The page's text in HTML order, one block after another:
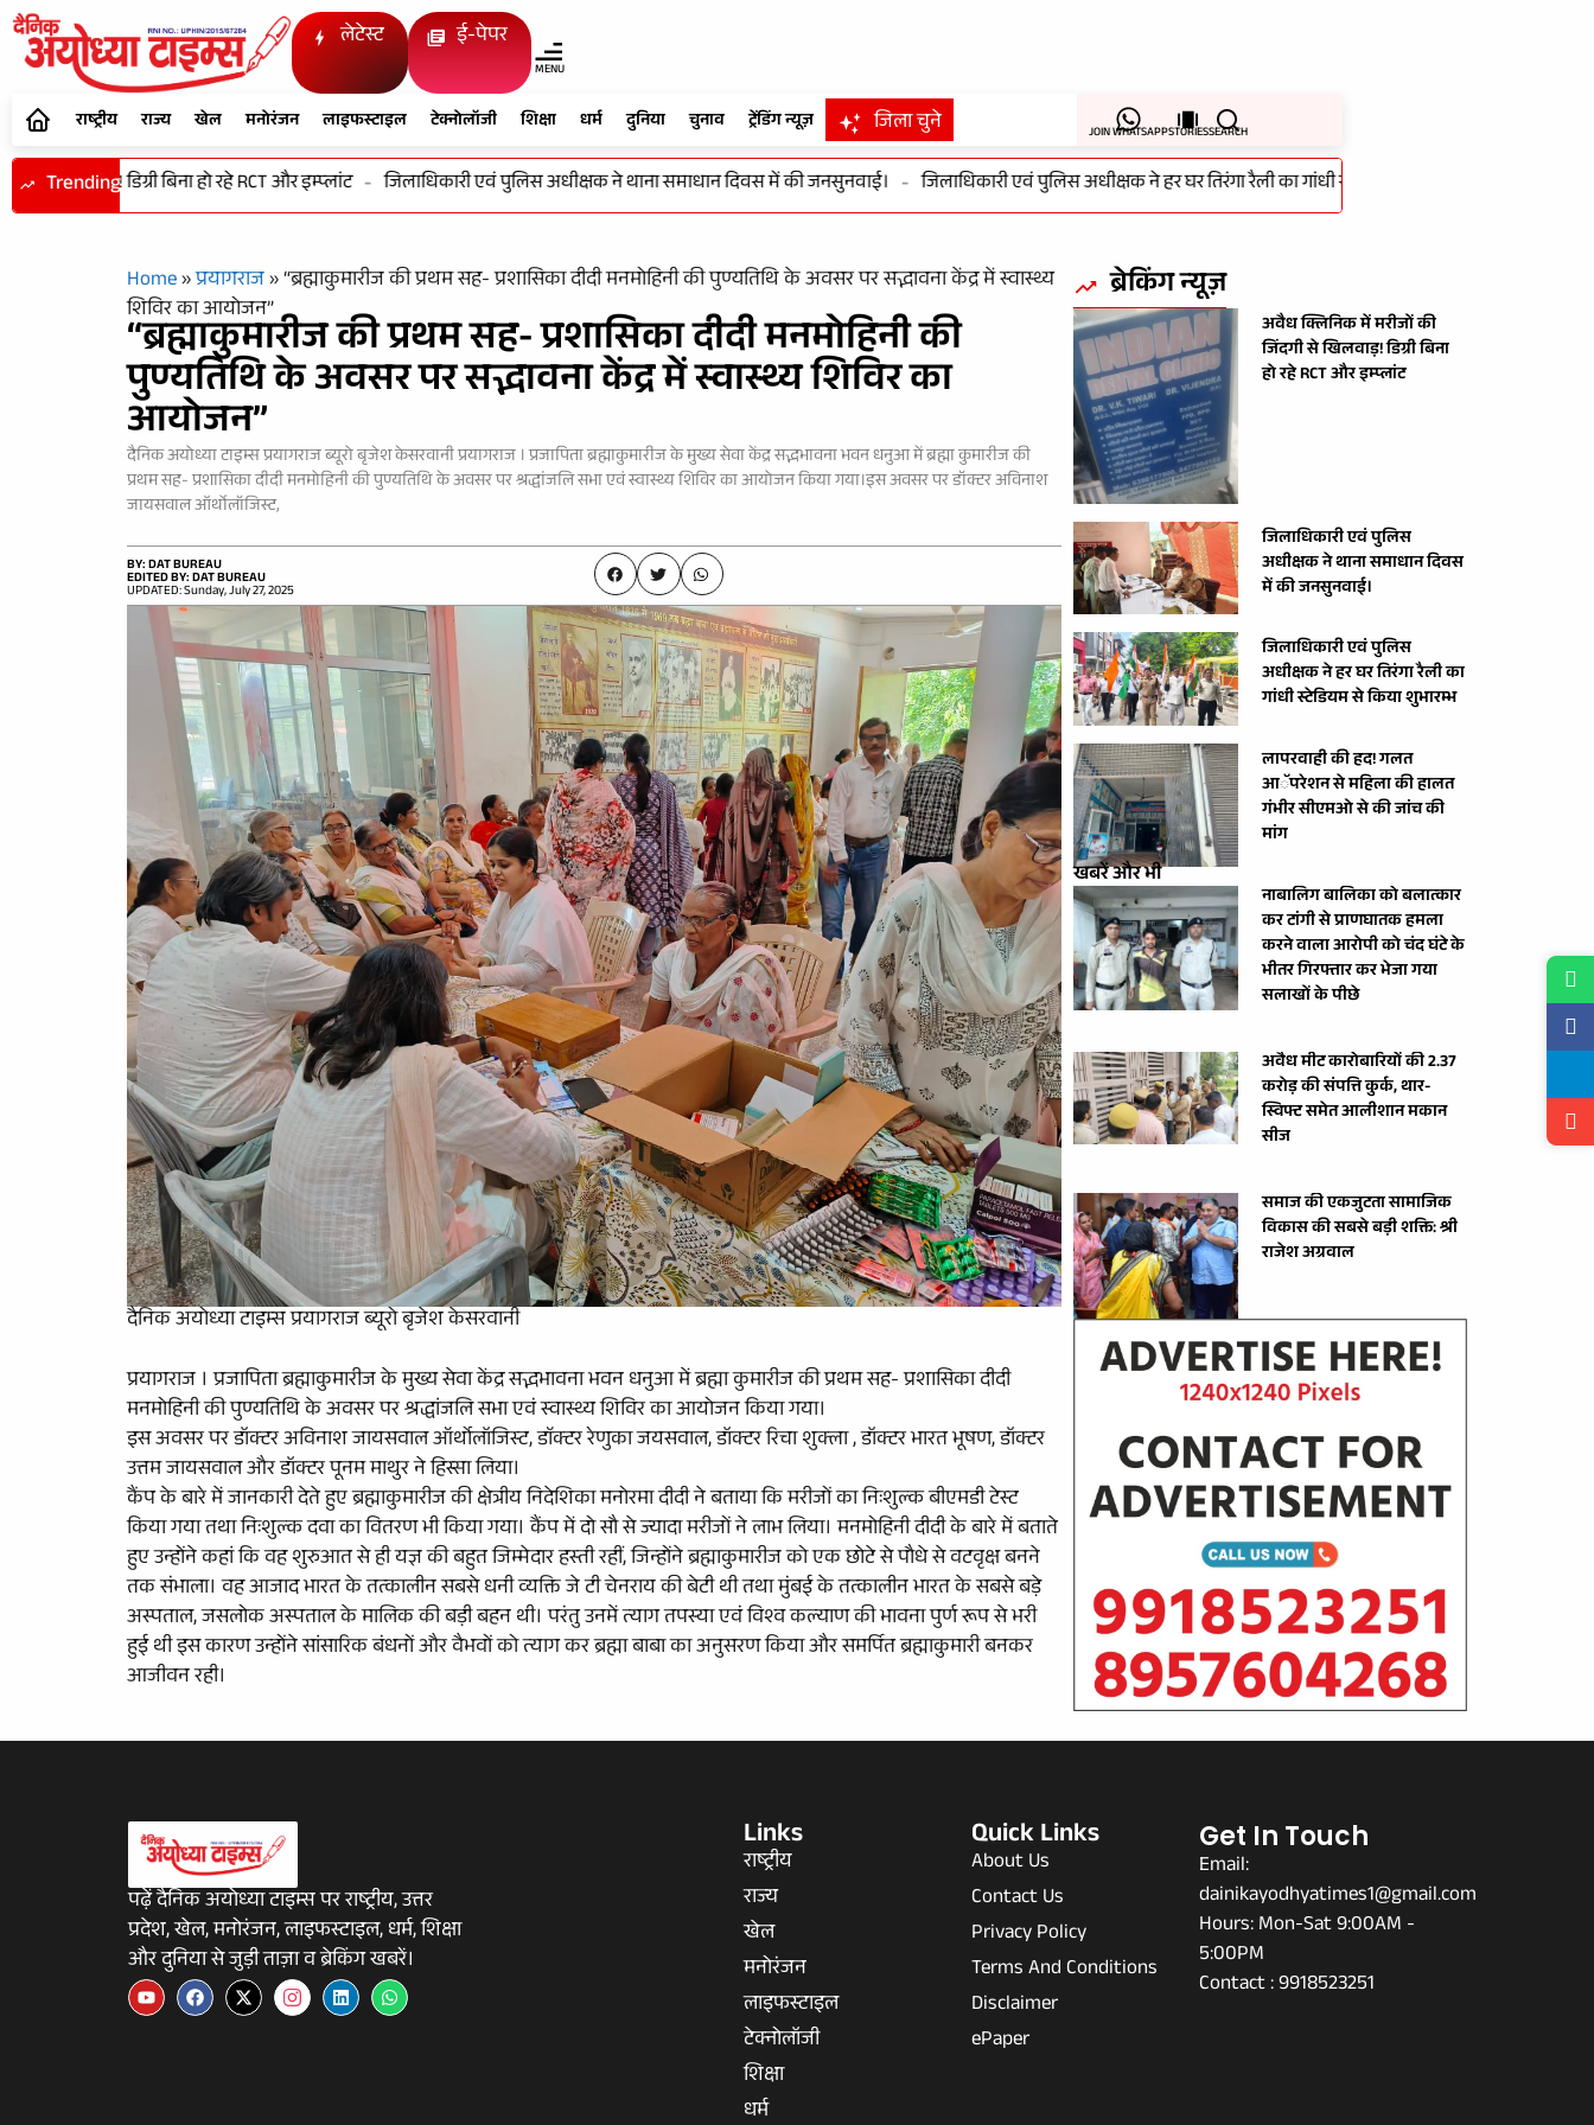
लेटेस्ट ई-पेपर
MENU
राष्ट्रीय राज्य खेल मनोरंजन लाइफस्टाइल टेक्नोलॉजी शिक्षा धर्म दुनिया चुनाव ट्रेंडिंग न्यूज़ जिला चुने JOIN WHATSAPPSTORIESSEARCH
Trending
डिग्री बिना हो रहे RCT और इम्प्लांट - जिलाधिकारी एवं पुलिस अधीक्षक ने थाना समाधान दिवस में की जनसुनवाई। - जिलाधिकारी एवं पुलिस अधीक्षक ने हर घर तिरंगा रैली का गांधी स्टेडियम से किया शुभारम्भ
Home»प्रयागराज»“ब्रह्माकुमारीज की प्रथम सह- प्रशासिका दीदी मनमोहिनी की पुण्यतिथि के अवसर पर सद्भावना केंद्र में स्वास्थ्य
शिविर का आयोजन”
“ब्रह्माकुमारीज की प्रथम सह- प्रशासिका दीदी मनमोहिनी की
पुण्यतिथि के अवसर पर सद्भावना केंद्र में स्वास्थ्य शिविर का
आयोजन”
दैनिक अयोध्या टाइम्स प्रयागराज ब्यूरो बृजेश केसरवानी प्रयागराज । प्रजापिता ब्रह्माकुमारीज के मुख्य सेवा केंद्र सद्भभावना भवन धनुआ में ब्रह्मा कुमारीज की
प्रथम सह- प्रशासिका दीदी मनमोहिनी की पुण्यतिथि के अवसर पर श्रद्धांजलि सभा एवं स्वास्थ्य शिविर का आयोजन किया गया।इस अवसर पर डॉक्टर अविनाश
जायसवाल ऑर्थोलॉजिस्ट,
BY: DAT BUREAU
EDITED BY: DAT BUREAU
UPDATED: Sunday, July 27, 2025
दैनिक अयोध्या टाइम्स प्रयागराज ब्यूरो बृजेश केसरवानी
प्रयागराज । प्रजापिता ब्रह्माकुमारीज के मुख्य सेवा केंद्र सद्भभावना भवन धनुआ में ब्रह्मा कुमारीज की प्रथम सह- प्रशासिका दीदी
मनमोहिनी की पुण्यतिथि के अवसर पर श्रद्धांजलि सभा एवं स्वास्थ्य शिविर का आयोजन किया गया।
इस अवसर पर डॉक्टर अविनाश जायसवाल ऑर्थोलॉजिस्ट, डाॅक्टर रेणुका जयसवाल, डॉक्टर रिचा शुक्ला , डॉक्टर भारत भूषण, डॉक्टर
उत्तम जायसवाल और डॉक्टर पूनम माथुर ने हिस्सा लिया।
कैंप के बारे में जानकारी देते हुए ब्रह्माकुमारीज की क्षेत्रीय निदेशिका मनोरमा दीदी ने बताया कि मरीजों का निःशुल्क बीएमडी टेस्ट
किया गया तथा निःशुल्क दवा का वितरण भी किया गया। कैंप में दो सौ से ज्यादा मरीजों ने लाभ लिया। मनमोहिनी दीदी के बारे में बताते
हुए उन्होंने कहां कि वह शुरुआत से ही यज्ञ की बहुत जिम्मेदार हस्ती रहीं, जिन्होंने ब्रह्माकुमारीज को एक छोटे से पौधे से वटवृक्ष बनने
तक संभाला। वह आजाद भारत के तत्कालीन सबसे धनी व्यक्ति जे टी चेनराय की बेटी थी तथा मुंबई के तत्कालीन भारत के सबसे बड़े
अस्पताल, जसलोक अस्पताल के मालिक की बड़ी बहन थी। परंतु उनमें त्याग तपस्या एवं विश्व कल्याण की भावना पुर्ण रूप से भरी
हुई थी इस कारण उन्होंने सांसारिक बंधनों और वैभवों को त्याग कर ब्रह्मा बाबा का अनुसरण किया और समर्पित ब्रह्माकुमारी बनकर
आजीवन रही।
ब्रेकिंग न्यूज़
अवैध क्लिनिक में मरीजों की
जिंदगी से खिलवाड़! डिग्री बिना
हो रहे RCT और इम्प्लांट
जिलाधिकारी एवं पुलिस
अधीक्षक ने थाना समाधान दिवस
में की जनसुनवाई।
जिलाधिकारी एवं पुलिस
अधीक्षक ने हर घर तिरंगा रैली का
गांधी स्टेडियम से किया शुभारम्भ
लापरवाही की हद! गलत
आॅपरेशन से महिला की हालत
गंभीर सीएमओ से की जांच की
मांग
खबरें और भी
नाबालिग बालिका को बलात्कार
कर टांगी से प्राणघातक हमला
करने वाला आरोपी को चंद घंटे के
भीतर गिरफ्तार कर भेजा गया
सलाखों के पीछे
अवैध मीट कारोबारियों की 2.37
करोड़ की संपत्ति कुर्क, थार-
स्विफ्ट समेत आलीशान मकान
सीज
समाज की एकजुटता सामाजिक
विकास की सबसे बड़ी शक्ति: श्री
राजेश अग्रवाल
पढ़ें दैनिक अयोध्या टाइम्स पर राष्ट्रीय, उत्तर
प्रदेश, खेल, मनोरंजन, लाइफस्टाइल, धर्म, शिक्षा
और दुनिया से जुड़ी ताज़ा व ब्रेकिंग खबरें।
Links
राष्ट्रीय
राज्य
खेल
मनोरंजन
लाइफस्टाइल
टेक्नोलॉजी
शिक्षा
धर्म
Quick Links
About Us
Contact Us
Privacy Policy
Terms And Conditions
Disclaimer
ePaper
Get In Touch
Email:
dainikayodhyatimes1@gmail.com
Hours: Mon-Sat 9:00AM -
5:00PM
Contact : 9918523251